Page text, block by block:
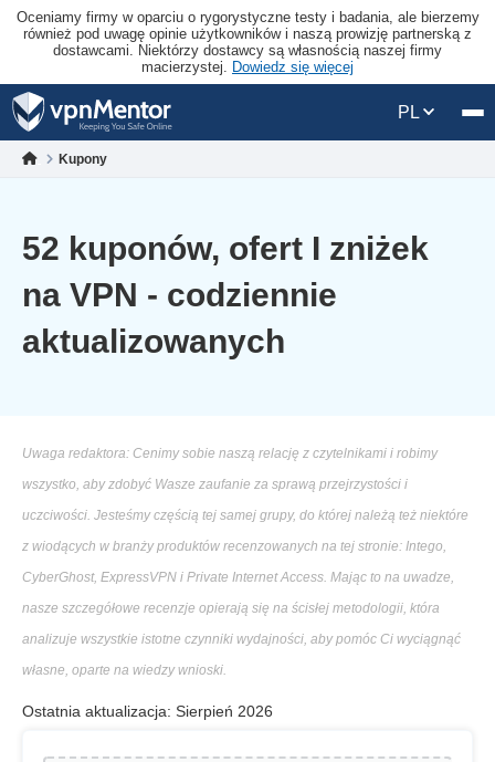
Oceniamy firmy w oparciu o rygorystyczne testy i badania, ale bierzemy
również pod uwagę opinie użytkowników i naszą prowizję partnerską z
dostawcami. Niektórzy dostawcy są własnością naszej firmy
macierzystej. Dowiedz się więcej
PL
Kupony
52 kuponów, ofert I zniżek
na VPN - codziennie
aktualizowanych
Uwaga redaktora: Cenimy sobie naszą relację z czytelnikami i robimy
wszystko, aby zdobyć Wasze zaufanie za sprawą przejrzystości i
uczciwości. Jesteśmy częścią tej samej grupy, do której należą też niektóre
z wiodących w branży produktów recenzowanych na tej stronie: Intego,
CyberGhost, ExpressVPN i Private Internet Access. Mając to na uwadze,
nasze szczegółowe recenzje opierają się na ścisłej metodologii, która
analizuje wszystkie istotne czynniki wydajności, aby pomóc Ci wyciągnąć
własne, oparte na wiedzy wnioski.
Ostatnia aktualizacja: Sierpień 2026